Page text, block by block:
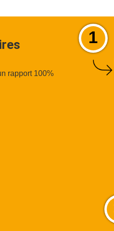
rapport 100%
1